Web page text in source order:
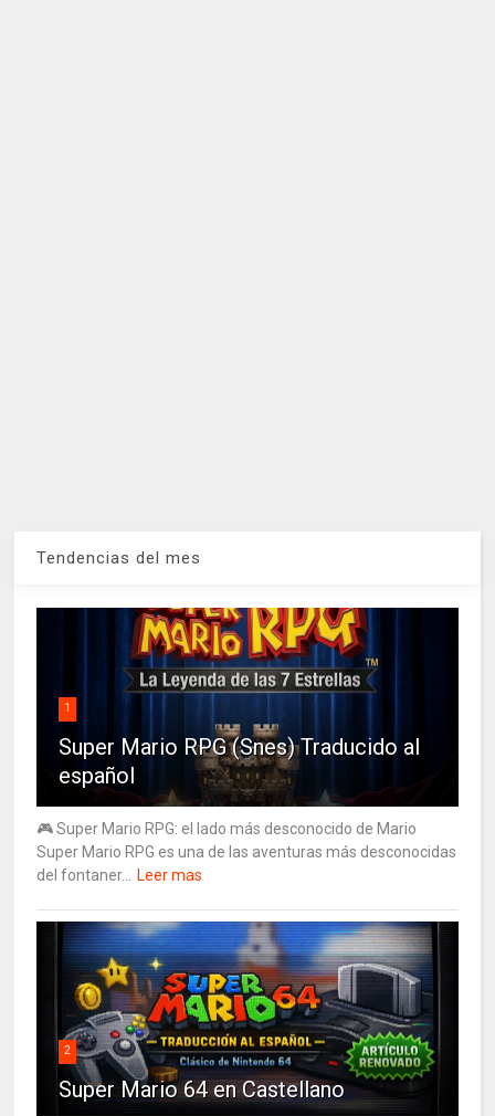
Tendencias del mes
1
Super Mario RPG (Snes) Traducido al
español
🎮 Super Mario RPG: el lado más desconocido de Mario
Super Mario RPG es una de las aventuras más desconocidas
del fontaner...
Leer mas
2
Super Mario 64 en Castellano